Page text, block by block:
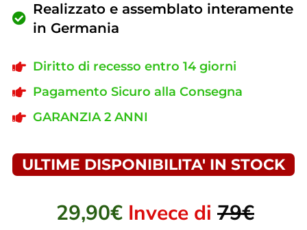
Realizzato e assemblato interamente
in Germania
Diritto di recesso entro 14 giorni
Pagamento Sicuro alla Consegna
GARANZIA 2 ANNI
ULTIME DISPONIBILITA' IN STOCK
29,90€ Invece di 79€